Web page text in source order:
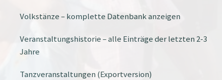
Volkstänze – komplette Datenbank anzeigen
Veranstaltungshistorie – alle Einträge der letzten 2-3
Jahre
Tanzveranstaltungen (Exportversion)